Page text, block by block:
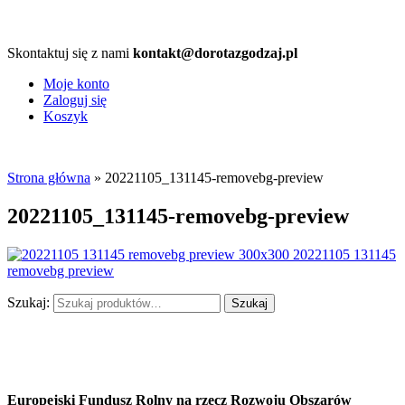
Skontaktuj się z nami kontakt@dorotazgodzaj.pl
Moje konto
Zaloguj się
Koszyk
Strona główna » 20221105_131145-removebg-preview
20221105_131145-removebg-preview
Szukaj: Szukaj
Europejski Fundusz Rolny na rzecz Rozwoju Obszarów